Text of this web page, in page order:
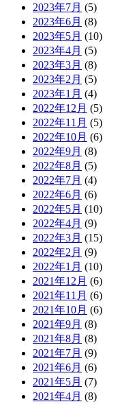
2023年7月 (5)
2023年6月 (8)
2023年5月 (10)
2023年4月 (5)
2023年3月 (8)
2023年2月 (5)
2023年1月 (4)
2022年12月 (5)
2022年11月 (5)
2022年10月 (6)
2022年9月 (8)
2022年8月 (5)
2022年7月 (4)
2022年6月 (6)
2022年5月 (10)
2022年4月 (9)
2022年3月 (15)
2022年2月 (9)
2022年1月 (10)
2021年12月 (6)
2021年11月 (6)
2021年10月 (6)
2021年9月 (8)
2021年8月 (8)
2021年7月 (9)
2021年6月 (6)
2021年5月 (7)
2021年4月 (8)